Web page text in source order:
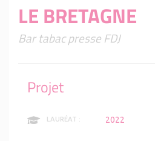
LE BRETAGNE
Bar tabac presse FDJ
Projet
LAURÉAT : 2022